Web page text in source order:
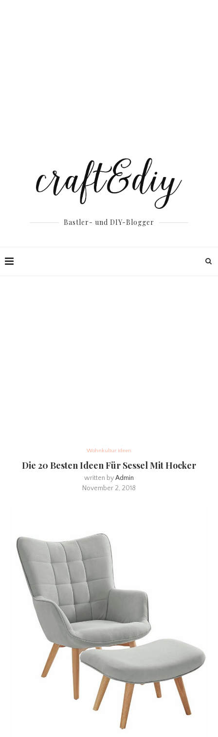
Bastler- und DIY-Blogger
Wohnkultur ideen
Die 20 Besten Ideen Für Sessel Mit Hocker
written byAdmin
November 2, 2018